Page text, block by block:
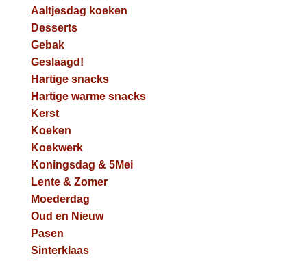
Aaltjesdag koeken
Desserts
Gebak
Geslaagd!
Hartige snacks
Hartige warme snacks
Kerst
Koeken
Koekwerk
Koningsdag & 5Mei
Lente & Zomer
Moederdag
Oud en Nieuw
Pasen
Sinterklaas